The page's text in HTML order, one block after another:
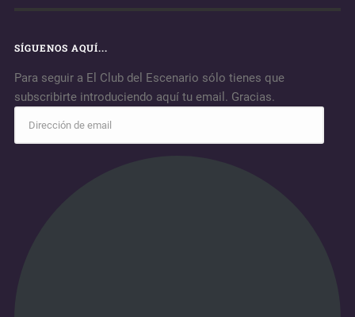
SÍGUENOS AQUÍ...
Para seguir a El Club del Escenario sólo tienes que
subscribirte introduciendo aquí tu email. Gracias.